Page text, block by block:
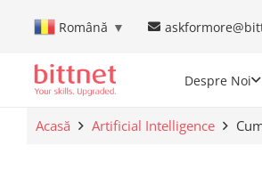
Română ▼
Despre Noi
Acasă Artificial Intelligence